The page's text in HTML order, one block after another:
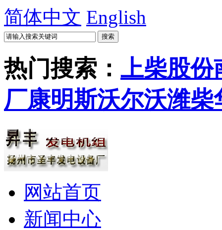
简体中文 English
热门搜索： 上柴股份
厂康明斯沃尔沃潍柴
网站首页
新闻中心